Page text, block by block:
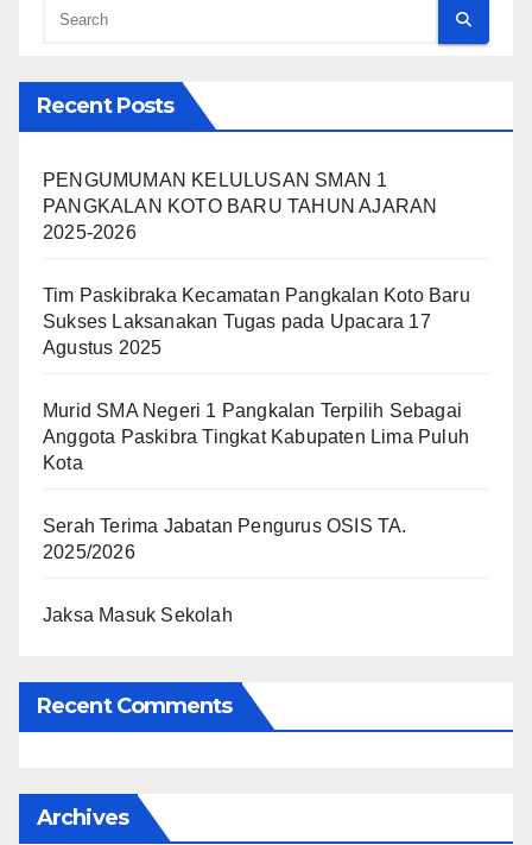
Recent Posts
PENGUMUMAN KELULUSAN SMAN 1
PANGKALAN KOTO BARU TAHUN AJARAN
2025-2026
Tim Paskibraka Kecamatan Pangkalan Koto Baru
Sukses Laksanakan Tugas pada Upacara 17
Agustus 2025
Murid SMA Negeri 1 Pangkalan Terpilih Sebagai
Anggota Paskibra Tingkat Kabupaten Lima Puluh
Kota
Serah Terima Jabatan Pengurus OSIS TA.
2025/2026
Jaksa Masuk Sekolah
Recent Comments
Archives